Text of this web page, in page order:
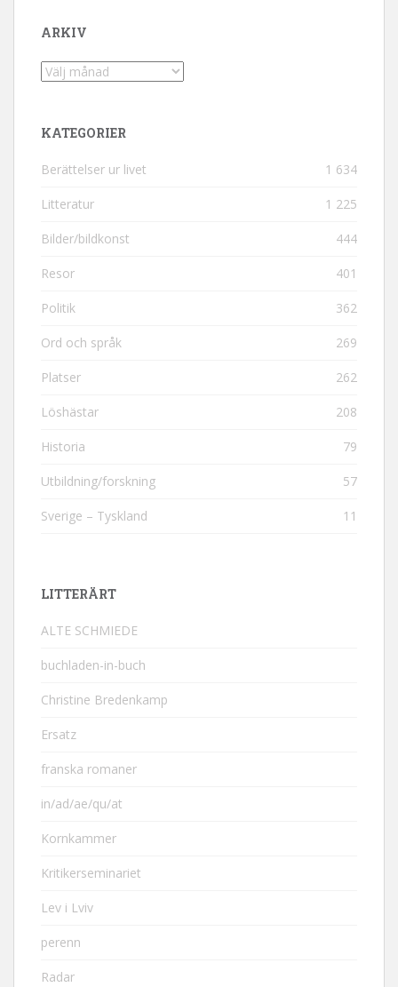
ARKIV
Arkiv
KATEGORIER
Berättelser ur livet 1 634
Litteratur 1 225
Bilder/bildkonst 444
Resor 401
Politik 362
Ord och språk 269
Platser 262
Löshästar 208
Historia 79
Utbildning/forskning 57
Sverige – Tyskland 11
LITTERÄRT
ALTE SCHMIEDE
buchladen-in-buch
Christine Bredenkamp
Ersatz
franska romaner
in/ad/ae/qu/at
Kornkammer
Kritikerseminariet
Lev i Lviv
perenn
Radar